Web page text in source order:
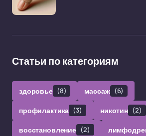
Статьи по категориям
здоровье (8) массаж (6)
профилактика (3) никотин (2)
восстановление (2)